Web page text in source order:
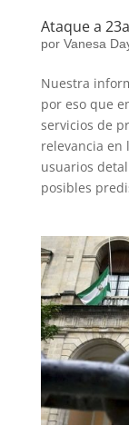
Ataque a
por Vanesa
Nuestra
por eso que
servicios de
relevancia en
usuarios
posibles